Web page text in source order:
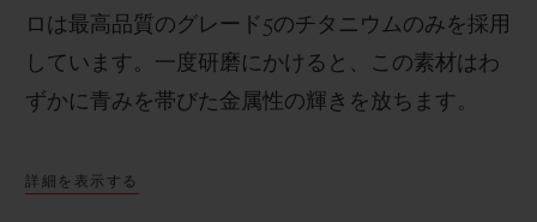
ロは最高品質のグレード 5のチタニウムのみを採用
しています。一度研磨にかけると、この素材はわ
ずかに青みを帯びた金属性の輝きを放ちます。
詳細を表示する